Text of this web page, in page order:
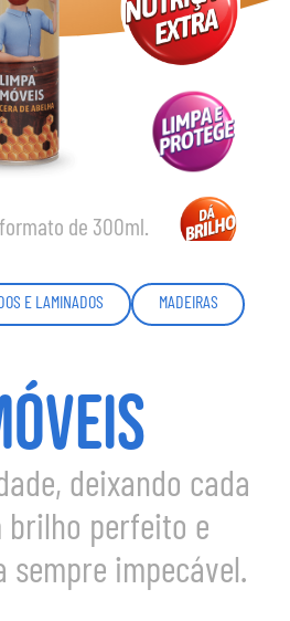
E LAMINADOS MADEIRAS
deixando cada
brilho perfeito e
sempre impecável.
de 300ml.